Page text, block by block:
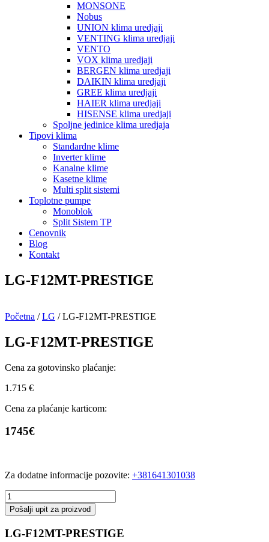
MONSONE
Nobus
UNION klima uredjaji
VENTING klima uredjaji
VENTO
VOX klima uredjaji
BERGEN klima uredjaji
DAIKIN klima uredjaji
GREE klima uredjaji
HAIER klima uredjaji
HISENSE klima uredjaji
Spoljne jedinice klima uredjaja
Tipovi klima
Standardne klime
Inverter klime
Kanalne klime
Kasetne klime
Multi split sistemi
Toplotne pumpe
Monoblok
Split Sistem TP
Cenovnik
Blog
Kontakt
LG-F12MT-PRESTIGE
Početna /LG / LG-F12MT-PRESTIGE
LG-F12MT-PRESTIGE
Cena za gotovinsko plaćanje:
1.715 €
Cena za plaćanje karticom:
1745€
Za dodatne informacije pozovite: +381641301038
LG-
F12MT-
PRESTIGE
količina
Pošalji upit za proizvod
LG-F12MT-PRESTIGE